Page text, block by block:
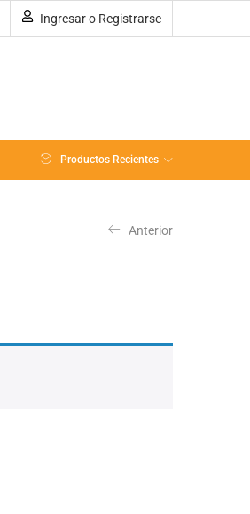
Ingresar o Registrarse
Productos Recientes
Anterior